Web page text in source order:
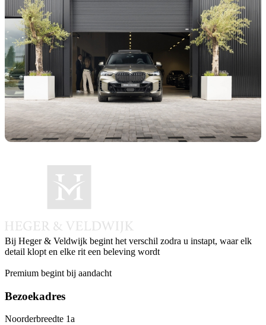
Bij Heger & Veldwijk begint het verschil zodra u instapt, waar elk
detail klopt en elke rit een beleving wordt
Premium begint bij aandacht
Bezoekadres
Noorderbreedte 1a